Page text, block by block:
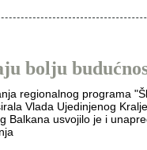
bolju
regionalnog programa
Vlada Ujedinjenog
Balkana usvojilo je i